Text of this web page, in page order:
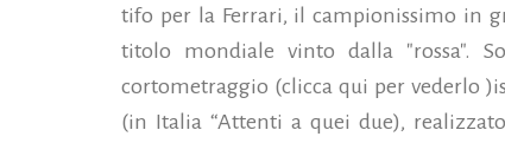
tifo per la Ferrari, il campionissimo in
titolo mondiale vinto dalla "rossa".
cortometraggio (clicca qui per vederlo
(in Italia “Attenti a quei due),